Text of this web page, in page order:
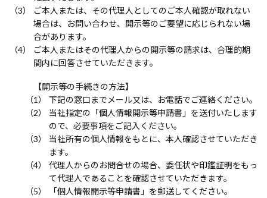
ご本人または、その代理人としてのご本人確認が取れない
場合は、お問い合わせ、開示等のご要望に応じられない場
合があります。
ご本人またはその代理人からの開示等の請求は、合理的期
間内に回答させていただきます。
【開示等の手続きの方法】
下記の窓口までメール又は、お電話でご連絡ください。
当社指定の「個人情報開示等申請書」を送付いたします
ので、必要事項をご記入ください。
当社所有の個人情報をもとに、本人確認させていただき
ます。
代理人からのお問合せの場合、委任状や印鑑証明をもっ
て代理人であることを確認させていただきます。
「個人情報開示等申請書」を郵送してください。